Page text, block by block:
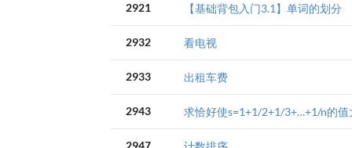
2921 【基础背包入门3.1】单词的划分
2932 看电视
2933 出租车费
2943 求恰好使s=1+1/2+1/3+…+1/n的值
2947